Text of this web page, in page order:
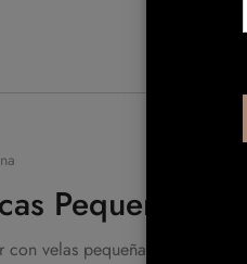
Pequeñas
velas pequeñas Las velas